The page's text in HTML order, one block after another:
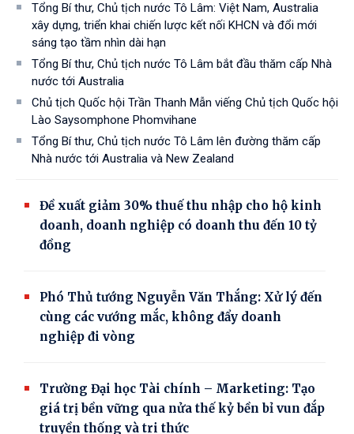
Tổng Bí thư, Chủ tịch nước Tô Lâm: Việt Nam, Australia
xây dựng, triển khai chiến lược kết nối KHCN và đổi mới
sáng tạo tầm nhìn dài hạn
Tổng Bí thư, Chủ tịch nước Tô Lâm bắt đầu thăm cấp Nhà
nước tới Australia
Chủ tịch Quốc hội Trần Thanh Mẫn viếng Chủ tịch Quốc hội
Lào Saysomphone Phomvihane
Tổng Bí thư, Chủ tịch nước Tô Lâm lên đường thăm cấp
Nhà nước tới Australia và New Zealand
Đề xuất giảm 30% thuế thu nhập cho hộ kinh
doanh, doanh nghiệp có doanh thu đến 10 tỷ
đồng
Phó Thủ tướng Nguyễn Văn Thắng: Xử lý đến
cùng các vướng mắc, không đẩy doanh
nghiệp đi vòng
Trường Đại học Tài chính – Marketing: Tạo
giá trị bền vững qua nửa thế kỷ bền bỉ vun đắp
truyền thống và tri thức